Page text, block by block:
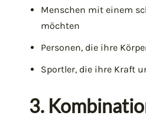
Menschen mit einem
möchten
Personen, die ihre
Sportler, die ihre Kraft
3.